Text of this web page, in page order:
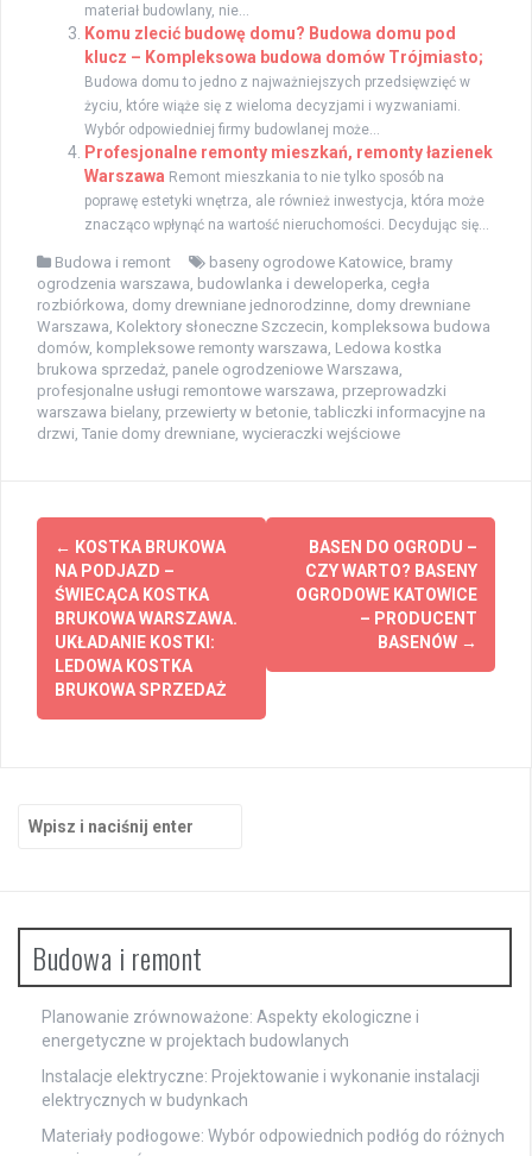
materiał budowlany, nie...
Komu zlecić budowę domu? Budowa domu pod
klucz – Kompleksowa budowa domów Trójmiasto;
Budowa domu to jedno z najważniejszych przedsięwzięć w
życiu, które wiąże się z wieloma decyzjami i wyzwaniami.
Wybór odpowiedniej firmy budowlanej może...
Profesjonalne remonty mieszkań, remonty łazienek
Warszawa Remont mieszkania to nie tylko sposób na
poprawę estetyki wnętrza, ale również inwestycja, która może
znacząco wpłynąć na wartość nieruchomości. Decydując się...
Budowa i remont baseny ogrodowe Katowice bramy
ogrodzenia warszawa budowlanka i deweloperka cegła
rozbiórkowa domy drewniane jednorodzinne domy drewniane
Warszawa Kolektory słoneczne Szczecin kompleksowa budowa
domów, kompleksowe remonty warszawa Ledowa kostka
brukowa sprzedaż panele ogrodzeniowe Warszawa
profesjonalne usługi remontowe warszawa przeprowadzki
warszawa bielany, przewierty w betonie ,tabliczki informacyjne na
drzwi Tanie domy drewniane wycieraczki wejściowe
Zobacz
wpisy
← KOSTKA BRUKOWA
NA PODJAZD –
ŚWIECĄCA KOSTKA
BRUKOWA WARSZAWA.
UKŁADANIE KOSTKI:
LEDOWA KOSTKA
BRUKOWA SPRZEDAŻ
BASEN DO OGRODU –
CZY WARTO? BASENY
OGRODOWE KATOWICE
– PRODUCENT
BASENÓW →
Budowa i remont
Planowanie zrównoważone: Aspekty ekologiczne i
energetyczne w projektach budowlanych
Instalacje elektryczne: Projektowanie i wykonanie instalacji
elektrycznych w budynkach
Materiały podłogowe: Wybór odpowiednich podłóg do różnych